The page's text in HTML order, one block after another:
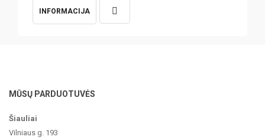
INFORMACIJA
MŪSŲ PARDUOTUVĖS
Šiauliai
Vilniaus g. 193